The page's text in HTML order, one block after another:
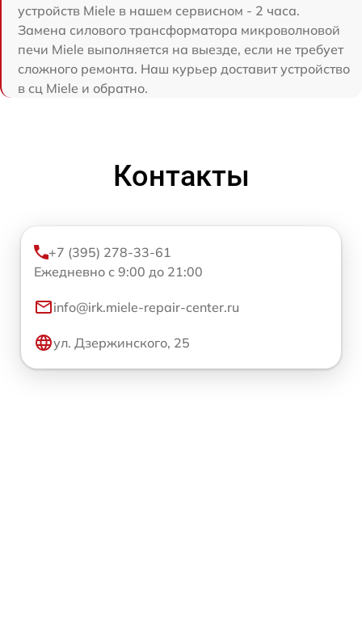
устройств Miele в нашем сервисном - 2 часа.
Замена силового трансформатора микроволновой
печи Miele выполняется на выезде, если не требует
сложного ремонта. Наш курьер доставит устройство
в сц Miele и обратно.
Контакты
+7 (395) 278-33-61
Ежедневно с 9:00 до 21:00
info@irk.miele-repair-center.ru
ул. Дзержинского, 25